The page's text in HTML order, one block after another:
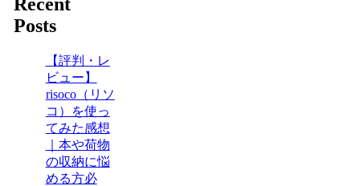
Posts
【評判・レ
ビュー】
risoco（リソ
コ）を使っ
てみた感想
｜本や荷物
の収納に悩
める方必